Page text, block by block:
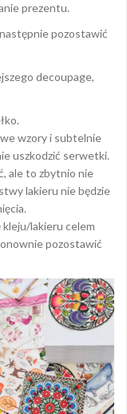
prezentu.
pozostawić
decoupage,
wzory i subtelnie
uszkodzić serwetki.
ale to zbytnio nie
lakieru nie będzie
lakieru celem
pozostawić